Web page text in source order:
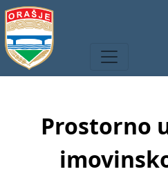
Prostorno